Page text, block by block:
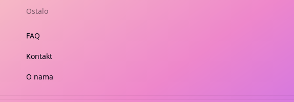
Ostalo
FAQ
Kontakt
O nama